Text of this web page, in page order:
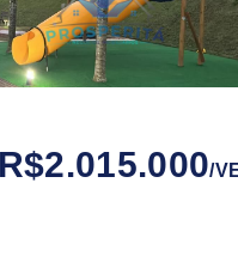
R$2.015.000/